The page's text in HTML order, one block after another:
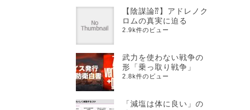
【陰謀論⁇】アドレノク
ロムの真実に迫る
2.9k件のビュー
武力を使わない戦争の
形「乗っ取り戦争」
2.8k件のビュー
「減塩は体に良い」の